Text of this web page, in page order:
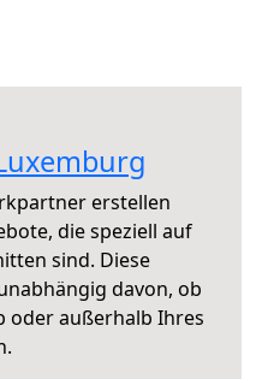
erstellen
die speziell auf
sind. Diese
davon, ob
oder außerhalb Ihres